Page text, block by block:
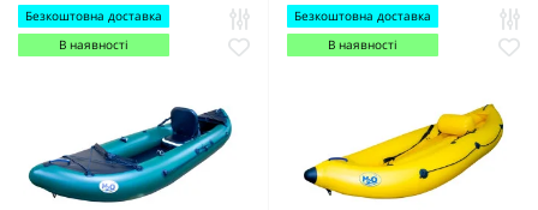
Безкоштовна доставка
В наявності
Безкоштовна доставка
В наявності